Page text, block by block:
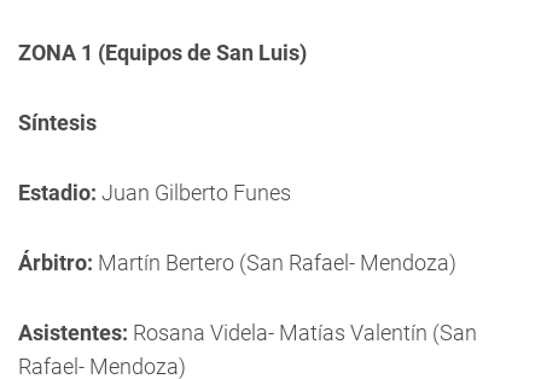
ZONA 1 (Equipos de San Luis)
Síntesis
Estadio: Juan Gilberto Funes
Árbitro: Martín Bertero (San Rafael- Mendoza)
Asistentes: Rosana Videla- Matías Valentín (San
Rafael- Mendoza)